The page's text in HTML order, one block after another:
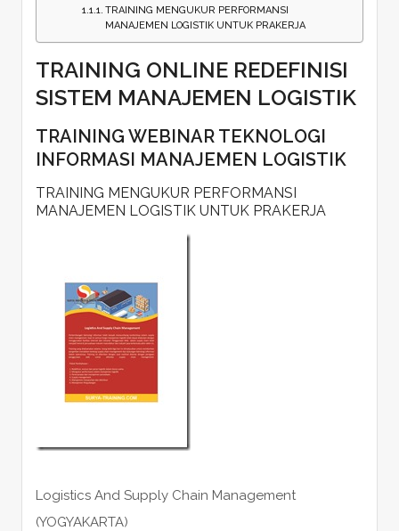
TRAINING MENGUKUR PERFORMANSI
MANAJEMEN LOGISTIK UNTUK PRAKERJA
TRAINING ONLINE REDEFINISI
SISTEM MANAJEMEN LOGISTIK
TRAINING WEBINAR TEKNOLOGI
INFORMASI MANAJEMEN LOGISTIK
TRAINING MENGUKUR PERFORMANSI
MANAJEMEN LOGISTIK UNTUK PRAKERJA
Logistics And Supply Chain Management
(YOGYAKARTA)